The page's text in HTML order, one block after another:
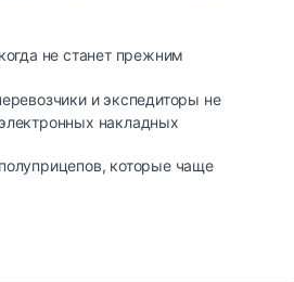
не станет прежним
и экспедиторы не
накладных
которые чаще